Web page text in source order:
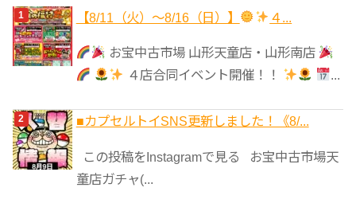
ゴ
リ
ー
【8/11（火）～8/16（日）】 ４...
お宝中古市場 山形天童店・山形南店
４店合同イベント開催！！
...
■カプセルトイSNS更新しました！《8/...
この投稿をInstagramで見る お宝中古市場天
童店ガチャ(...